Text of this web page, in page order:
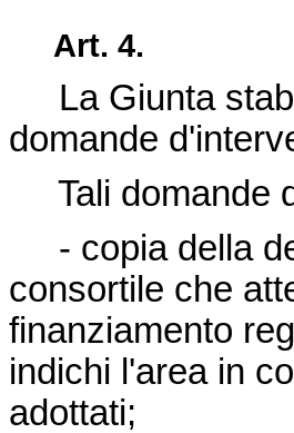
Art. 4.
La Giunta
domande
Tali domande
- copia della
consortile che
finanziamento
indichi l'area in
adottati;